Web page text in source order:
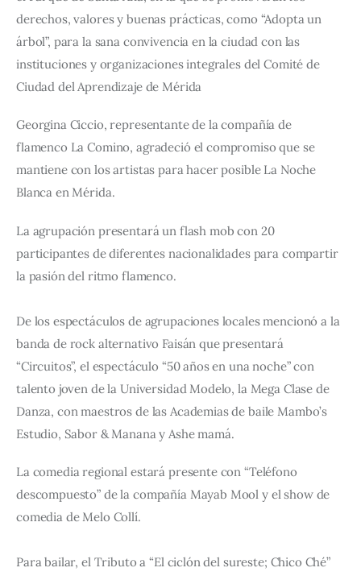
derechos, valores y buenas prácticas, como “Adopta un
árbol”, para la sana convivencia en la ciudad con las
instituciones y organizaciones integrales del Comité de
Ciudad del Aprendizaje de Mérida
Georgina Ciccio, representante de la compañía de
flamenco La Comino, agradeció el compromiso que se
mantiene con los artistas para hacer posible La Noche
Blanca en Mérida.
La agrupación presentará un flash mob con 20
participantes de diferentes nacionalidades para compartir
la pasión del ritmo flamenco.
De los espectáculos de agrupaciones locales mencionó a la
banda de rock alternativo Faisán que presentará
“Circuitos”, el espectáculo “50 años en una noche” con
talento joven de la Universidad Modelo, la Mega Clase de
Danza, con maestros de las Academias de baile Mambo’s
Estudio, Sabor & Manana y Ashe mamá.
La comedia regional estará presente con “Teléfono
descompuesto” de la compañía Mayab Mool y el show de
comedia de Melo Collí.
Para bailar, el Tributo a “El ciclón del sureste; Chico Ché”